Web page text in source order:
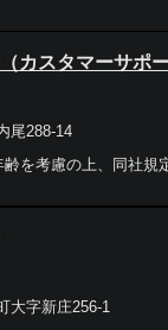
カスタマーサポー
尾288-14
を考慮の上、同社規
大字新庄256-1